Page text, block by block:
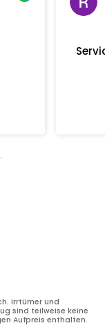
bis zur
Irrtümer und
sind teilweise keine
Aufpreis enthalten.